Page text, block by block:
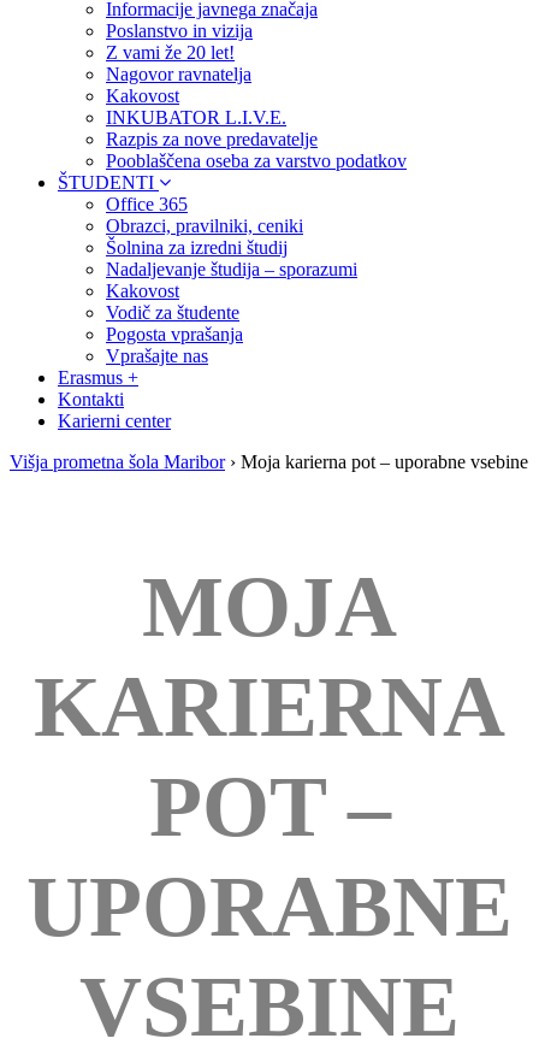
Informacije javnega značaja
Poslanstvo in vizija
Z vami že 20 let!
Nagovor ravnatelja
Kakovost
INKUBATOR L.I.V.E.
Razpis za nove predavatelje
Pooblaščena oseba za varstvo podatkov
ŠTUDENTI
Office 365
Obrazci, pravilniki, ceniki
Šolnina za izredni študij
Nadaljevanje študija – sporazumi
Kakovost
Vodič za študente
Pogosta vprašanja
Vprašajte nas
Erasmus +
Kontakti
Karierni center
Višja prometna šola Maribor › Moja karierna pot – uporabne vsebine
MOJA
KARIERNA
POT –
UPORABNE
VSEBINE